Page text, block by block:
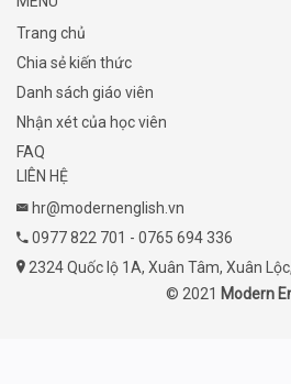
Trang chủ
Chia sẻ kiến thức
Danh sách giáo viên
Nhận xét của học viên
FAQ
LIÊN HỆ
hr@modernenglish.vn
0977 822 701 - 0765 694 336
2324 Quốc lộ 1A, Xuân Tâm, Xuân
© 2021 Modern